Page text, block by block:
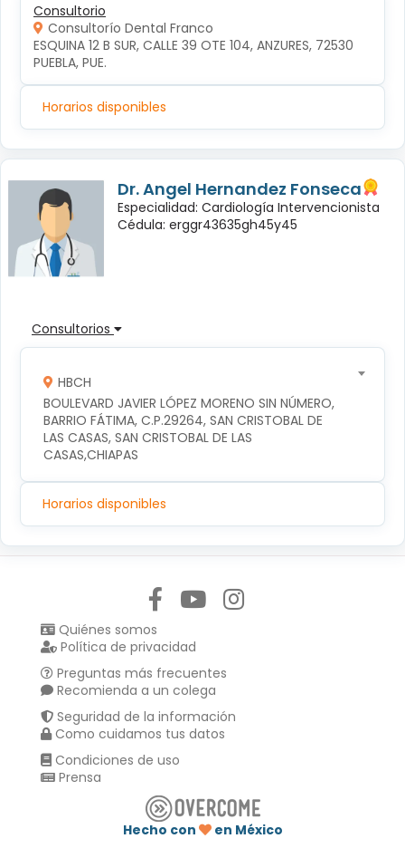
Consultorio
Consultorío Dental Franco
ESQUINA 12 B SUR, CALLE 39 OTE 104, ANZURES, 72530
PUEBLA, PUE.
Horarios disponibles
Dr. Angel Hernandez Fonseca
Especialidad: Cardiología Intervencionista
Cédula: erggr43635gh45y45
Consultorios
HBCH
BOULEVARD JAVIER LÓPEZ MORENO SIN NÚMERO,
BARRIO FÁTIMA, C.P.29264, SAN CRISTOBAL DE
LAS CASAS, SAN CRISTOBAL DE LAS
CASAS,CHIAPAS
Horarios disponibles
Quiénes somos
Política de privacidad
Preguntas más frecuentes
Recomienda a un colega
Seguridad de la información
Como cuidamos tus datos
Condiciones de uso
Prensa
Hecho con
en México